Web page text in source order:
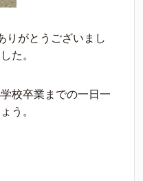
りがとうございまし
た。
校卒業までの一日一
う。